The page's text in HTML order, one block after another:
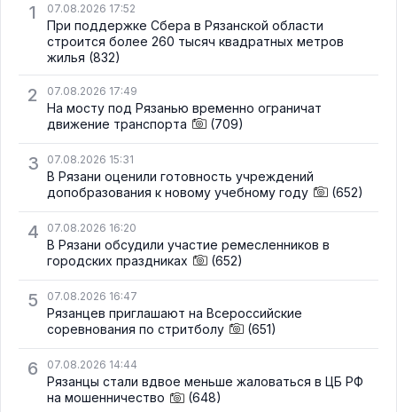
1 07.08.2026 17:52
При поддержке Сбера в Рязанской области
строится более 260 тысяч квадратных метров
жилья (832)
2 07.08.2026 17:49
На мосту под Рязанью временно ограничат
движение транспорта
(709)
3 07.08.2026 15:31
В Рязани оценили готовность учреждений
допобразования к новому учебному году
(652)
4 07.08.2026 16:20
В Рязани обсудили участие ремесленников в
городских праздниках
(652)
5 07.08.2026 16:47
Рязанцев приглашают на Всероссийские
соревнования по стритболу
(651)
6 07.08.2026 14:44
Рязанцы стали вдвое меньше жаловаться в ЦБ РФ
на мошенничество
(648)